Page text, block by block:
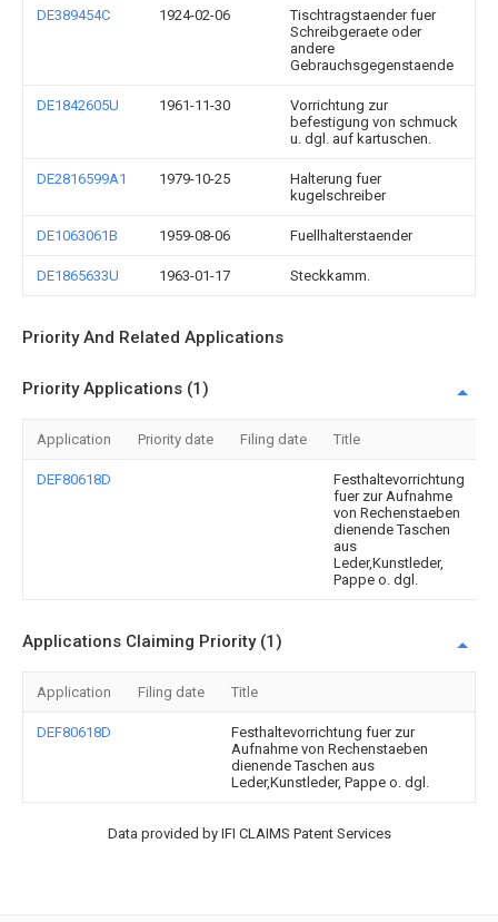
DE389454C 1924-02-06
Tischtragstaender fuer
Schreibgeraete oder
andere
Gebrauchsgegenstaende
DE1842605U 1961-11-30
Vorrichtung zur
befestigung von schmuck
u. dgl. auf kartuschen.
DE2816599A1 1979-10-25
Halterung fuer
kugelschreiber
DE1063061B 1959-08-06 Fuellhalterstaender
DE1865633U 1963-01-17 Steckkamm.
Priority And Related Applications
Priority Applications (1)
Application Priority date Filing date Title
DEF80618D
Festhaltevorrichtung
fuer zur Aufnahme
von Rechenstaeben
dienende Taschen
aus
Leder,Kunstleder,
Pappe o. dgl.
Applications Claiming Priority (1)
Application Filing date Title
DEF80618D
Festhaltevorrichtung fuer zur
Aufnahme von Rechenstaeben
dienende Taschen aus
Leder,Kunstleder, Pappe o. dgl.
Data provided by IFI CLAIMS Patent Services